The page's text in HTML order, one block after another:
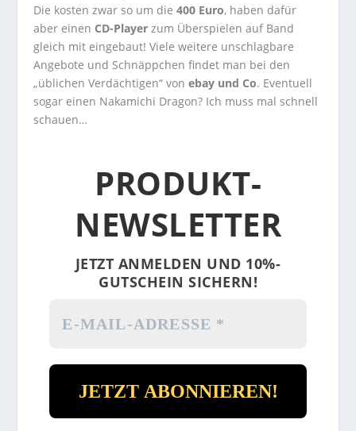
Die kosten zwar so um die400 Euro, haben dafür
aber einen CD-Player zum Überspielen auf Band
gleich mit eingebaut! Viele weitere unschlagbare
Angebote und Schnäppchen findet man bei den
„üblichen Verdächtigen“ von ebay und Co. Eventuell
sogar einen Nakamichi Dragon? Ich muss mal schnell
schauen…
PRODUKT-
NEWSLETTER
JETZT ANMELDEN UND 10%-
GUTSCHEIN SICHERN!